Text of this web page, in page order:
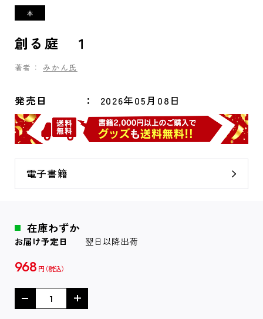
創る庭 １
著者： みかん氏
発売日 2026年05月08日
電子書籍
在庫わずか
お届け予定日 翌日以降出荷
968 円